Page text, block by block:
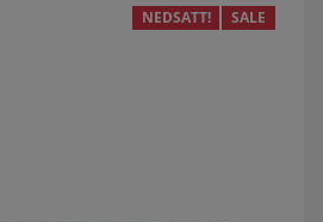
NEDSATT! SALE